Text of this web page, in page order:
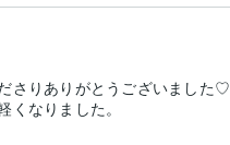
さりありがとうございました♡